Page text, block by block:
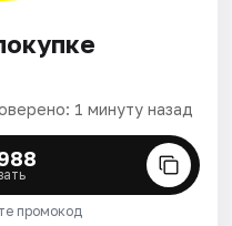
1 минуту назад
промокод